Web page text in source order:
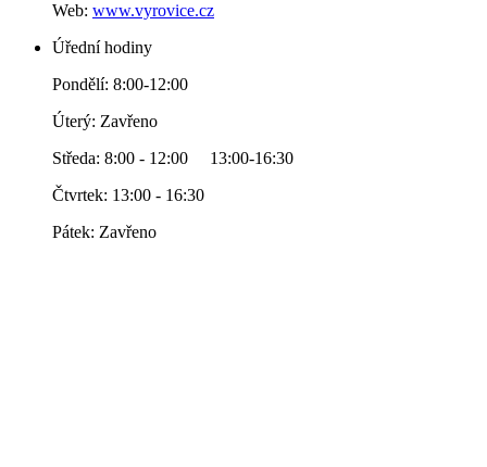
Web: www.vyrovice.cz
Úřední hodiny
Pondělí: 8:00-12:00
Úterý: Zavřeno
Středa: 8:00 - 12:00 13:00-16:30
Čtvrtek: 13:00 - 16:30
Pátek: Zavřeno